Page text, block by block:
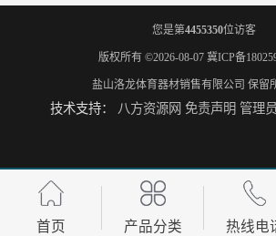
宁德攀爬架参数 爬绳架 量大优惠
您是第4455350位访客
版权所有 ©2026-08-07 冀ICP备
盐山洛龙体育器材销售有限公司 保留
技术支持： 八方资源网 免责声明 管理
首页 产品分类 热线电